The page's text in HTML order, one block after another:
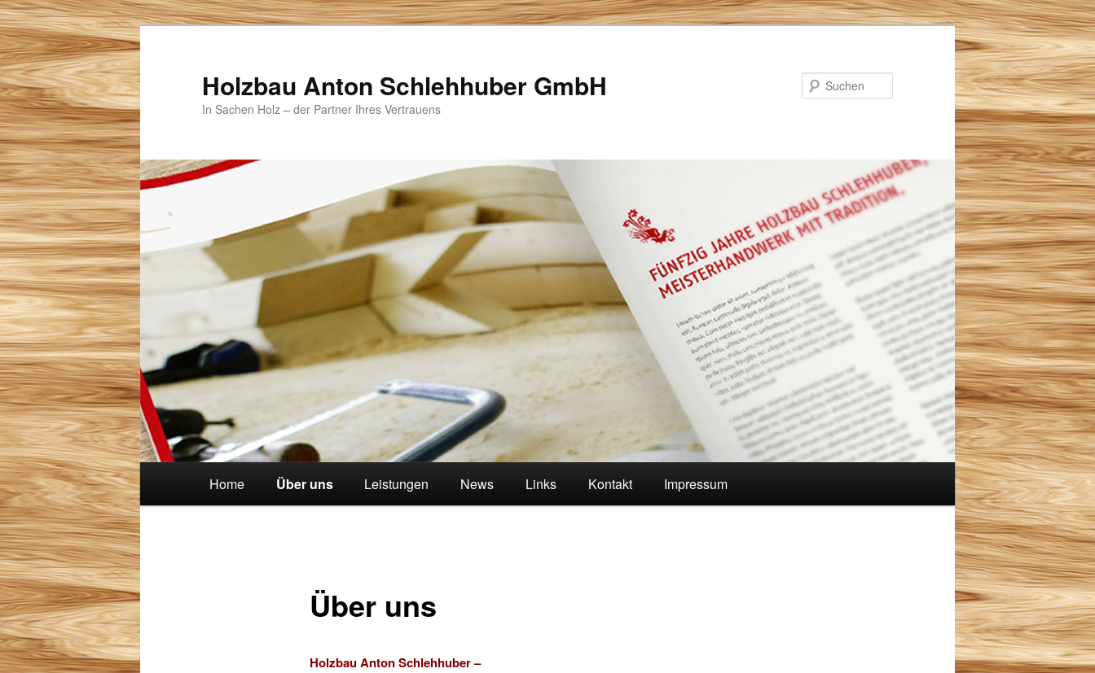
Zum
primären
Inhalt
springen
Holzbau Anton Schlehhuber GmbH
In Sachen Holz – der Partner Ihres Vertrauens
Home Über uns Leistungen News Links Kontakt Impressum
Über uns
Holzbau Anton Schlehhuber –